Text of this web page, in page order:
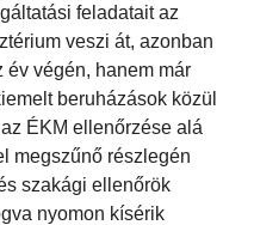
feladatait az
veszi át, azonban
év végén, hanem már
beruházások közül
ÉKM ellenőrzése alá
megszűnő részlegén
szakági ellenőrök
nyomon kísérik